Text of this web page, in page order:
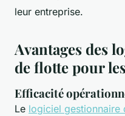
leur entreprise.
Avantages des
de flotte pour
Efficacité
Le logiciel gestionnaire